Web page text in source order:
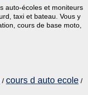
auto-écoles et moniteurs
taxi et bateau. Vous y
cours de base moto,
/ cours d auto ecole /